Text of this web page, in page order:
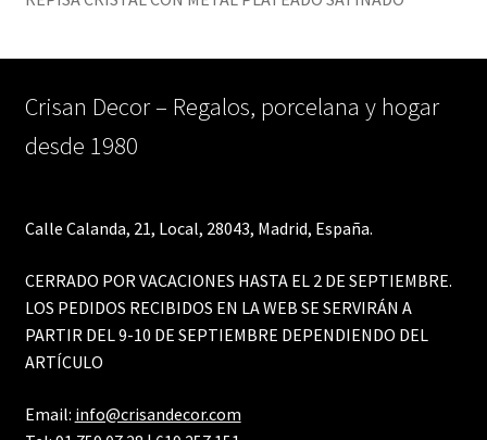
Crisan Decor – Regalos, porcelana y hogar
desde 1980
Calle Calanda, 21, Local, 28043, Madrid, España.
CERRADO POR VACACIONES HASTA EL 2 DE SEPTIEMBRE.
LOS PEDIDOS RECIBIDOS EN LA WEB SE SERVIRÁN A
PARTIR DEL 9-10 DE SEPTIEMBRE DEPENDIENDO DEL
ARTÍCULO
Email: info@crisandecor.com